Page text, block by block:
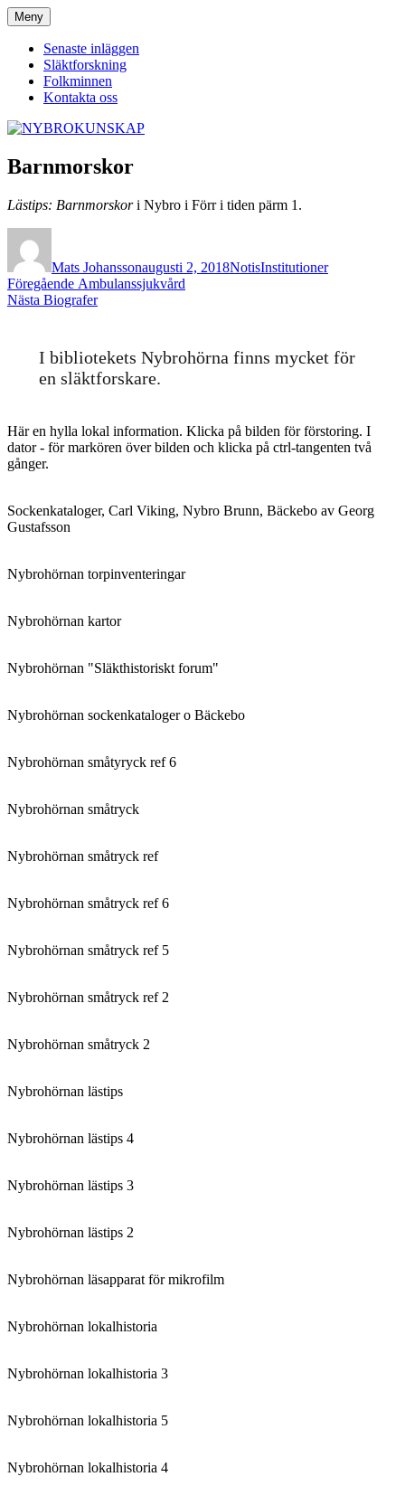
Hoppa
till
innehåll
NYBROKUNSKAP
Meny
Senaste inläggen
Släktforskning
Folkminnen
Kontakta oss
Barnmorskor
Lästips: Barnmorskori Nybro i Förr i tiden pärm 1.
Mats Johanssonaugusti 2, 2018NotisInstitutioner
Inläggsnavigering
Föregående Föregående
inlägg:
Ambulanssjukvård
Nästa Nästa
Biografer
I bibliotekets Nybrohörna finns mycket för
en släktforskare.
Här en hylla lokal information. Klicka på bilden för förstoring. I
dator - för markören över bilden och klicka på ctrl-tangenten två
gånger.
Sockenkataloger, Carl Viking, Nybro Brunn, Bäckebo av Georg
Gustafsson
Nybrohörnan torpinventeringar
Nybrohörnan kartor
Nybrohörnan "Släkthistoriskt forum"
Nybrohörnan sockenkataloger o Bäckebo
Nybrohörnan småtyryck ref 6
Nybrohörnan småtryck
Nybrohörnan småtryck ref
Nybrohörnan småtryck ref 6
Nybrohörnan småtryck ref 5
Nybrohörnan småtryck ref 2
Nybrohörnan småtryck 2
Nybrohörnan lästips
Nybrohörnan lästips 4
Nybrohörnan lästips 3
Nybrohörnan lästips 2
Nybrohörnan läsapparat för mikrofilm
Nybrohörnan lokalhistoria
Nybrohörnan lokalhistoria 3
Nybrohörnan lokalhistoria 5
Nybrohörnan lokalhistoria 4